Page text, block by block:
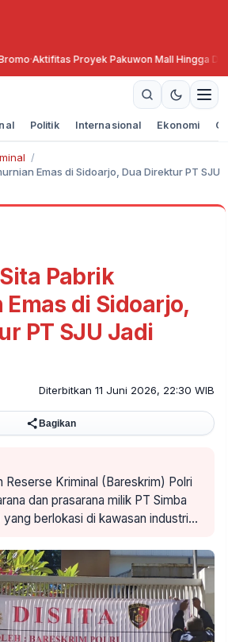
Proyek Pakuwon Mall Hingga Dini Hari,
Politik Internasional Ekonomi
Emas di Sidoarjo, Dua Direktur PT SJU
Pabrik
di Sidoarjo,
PT SJU Jadi
Diterbitkan 11 Juni 2026, 22:30 WIB
Bagikan
Reserse Kriminal (Bareskrim) Polri
dan prasarana milik PT Simba
berlokasi di kawasan industri…